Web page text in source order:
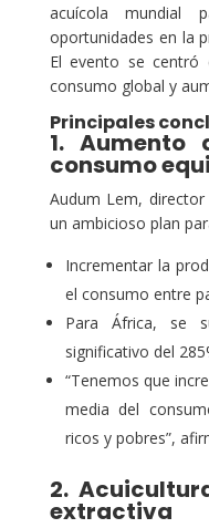
acuícola mundial
oportunidades en la
El evento se centró
consumo global y
Principales
1.
consumo
Audum Lem,
un ambicioso plan
Incrementar la
el consumo entre
Para África, se
significativo del
“Tenemos que
media del
ricos y pobres”,
2.
extractiva